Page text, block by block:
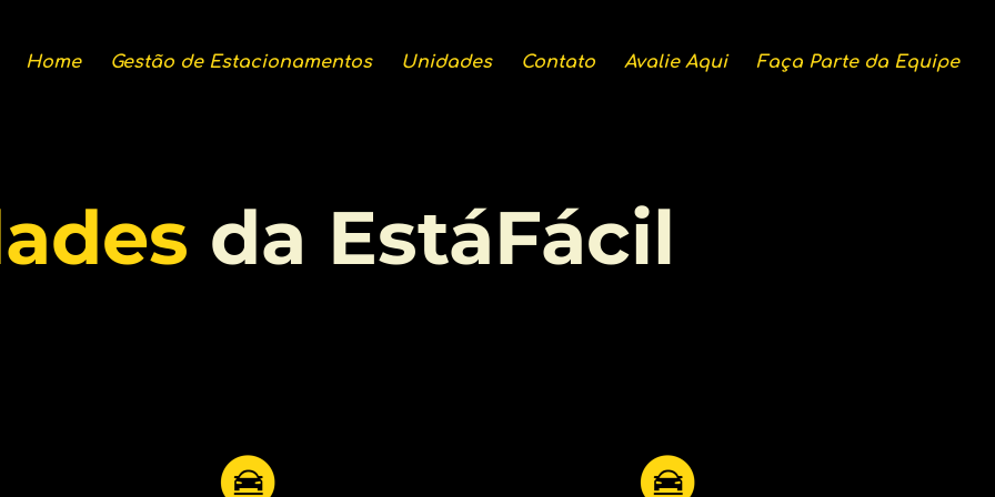
Home Gestão de Estacionamentos Unidades Contato Avalie Aqui Faça Parte da Equipe
da EstáFácil